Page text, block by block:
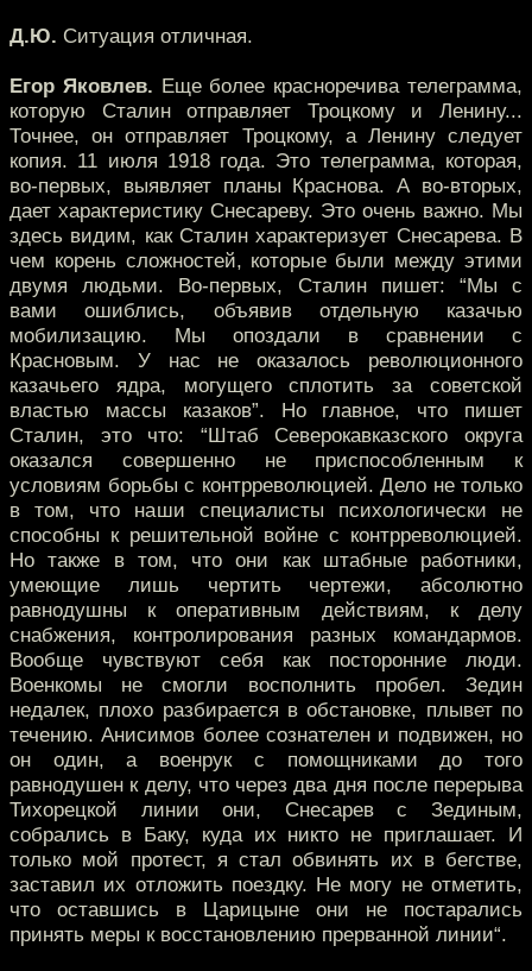
Д.Ю. Ситуация отличная.
Егор Яковлев. Еще более красноречива телеграмма,
которую Сталин отправляет Троцкому и Ленину...
Точнее, он отправляет Троцкому, а Ленину следует
копия. 11 июля 1918 года. Это телеграмма, которая,
во-первых, выявляет планы Краснова. А во-вторых,
дает характеристику Снесареву. Это очень важно. Мы
здесь видим, как Сталин характеризует Снесарева. В
чем корень сложностей, которые были между этими
двумя людьми. Во-первых, Сталин пишет: “Мы с
вами ошиблись, объявив отдельную казачью
мобилизацию. Мы опоздали в сравнении с
Красновым. У нас не оказалось революционного
казачьего ядра, могущего сплотить за советской
властью массы казаков”. Но главное, что пишет
Сталин, это что: “Штаб Северокавказского округа
оказался совершенно не приспособленным к
условиям борьбы с контрреволюцией. Дело не только
в том, что наши специалисты психологически не
способны к решительной войне с контрреволюцией.
Но также в том, что они как штабные работники,
умеющие лишь чертить чертежи, абсолютно
равнодушны к оперативным действиям, к делу
снабжения, контролирования разных командармов.
Вообще чувствуют себя как посторонние люди.
Военкомы не смогли восполнить пробел. Зедин
недалек, плохо разбирается в обстановке, плывет по
течению. Анисимов более сознателен и подвижен, но
он один, а военрук с помощниками до того
равнодушен к делу, что через два дня после перерыва
Тихорецкой линии они, Снесарев с Зединым,
собрались в Баку, куда их никто не приглашает. И
только мой протест, я стал обвинять их в бегстве,
заставил их отложить поездку. Не могу не отметить,
что оставшись в Царицыне они не постарались
принять меры к восстановлению прерванной линии“.